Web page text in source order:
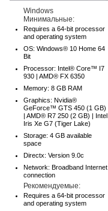
Windows
Минимальные:
Requires a 64-bit processor
and operating system
OS: Windows® 10 Home 64
Bit
Processor: Intel® Core™ I7
930 | AMD® FX 6350
Memory: 8 GB RAM
Graphics: Nvidia®
GeForce™ GTS 450 (1 GB)
| AMD® R7 250 (2 GB) | Intel
Iris Xe G7 (Tiger Lake)
Storage: 4 GB available
space
Directx: Version 9.0c
Network: Broadband Internet
connection
Рекомендуемые:
Requires a 64-bit processor
and operating system